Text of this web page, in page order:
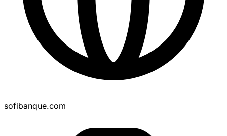
sofibanque.com